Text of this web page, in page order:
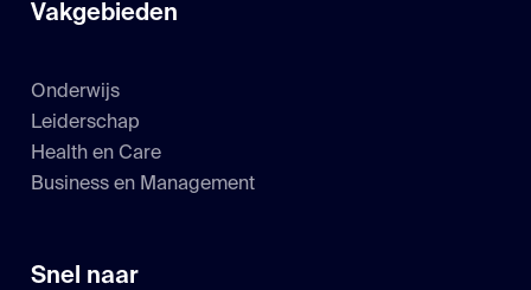
Vakgebieden
Onderwijs
Leiderschap
Health en Care
Business en Management
Snel naar